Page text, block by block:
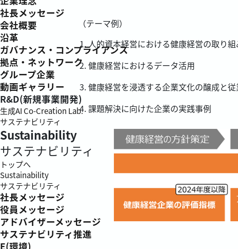
社長メッセージ
会社概要
沿革
ガバナンス・コンプライアンス
拠点・ネットワーク
グループ企業
動画ギャラリー
R&D(新規事業開発)
生成AI Co-Creation Lab.
サステナビリティ
Sustainability
サステナビリティ
トップへ
Sustainability
サステナビリティ
社長メッセージ
役員メッセージ
アドバイザーメッセージ
サステナビリティ推進
E(環境)
（テーマ例）
人的資本経営における健康経営の取り組
健康経営におけるデータ活用
健康経営を浸透する企業文化の醸成と
課題解決に向けた企業の実践事例